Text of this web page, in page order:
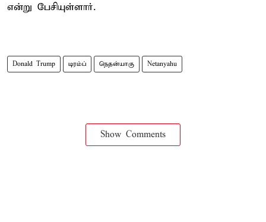
என்று பேசியுள்ளார்.
Donald Trump டிரம்ப் நெதன்யாகு Netanyahu
Show Comments